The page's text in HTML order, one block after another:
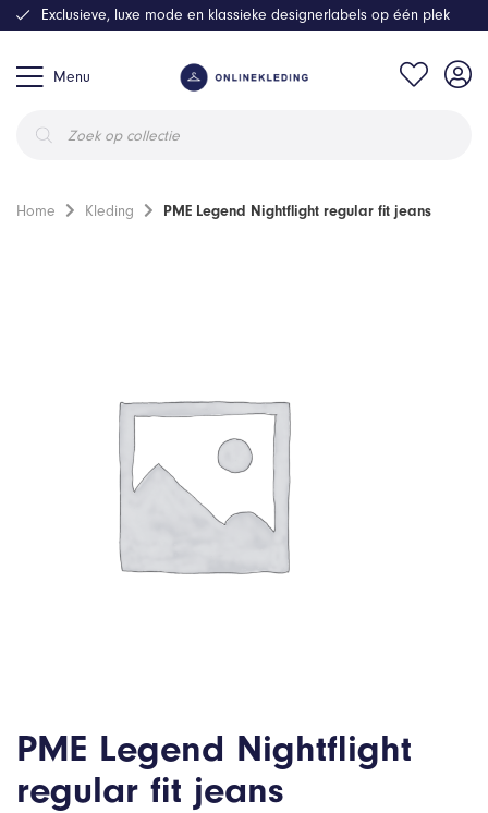
Menu
zoeken
Exclusieve, luxe mode en klassieke designerlabels op één plek
Home Kleding PME Legend Nightflight regular fit jeans
PME Legend Nightflight
regular fit jeans